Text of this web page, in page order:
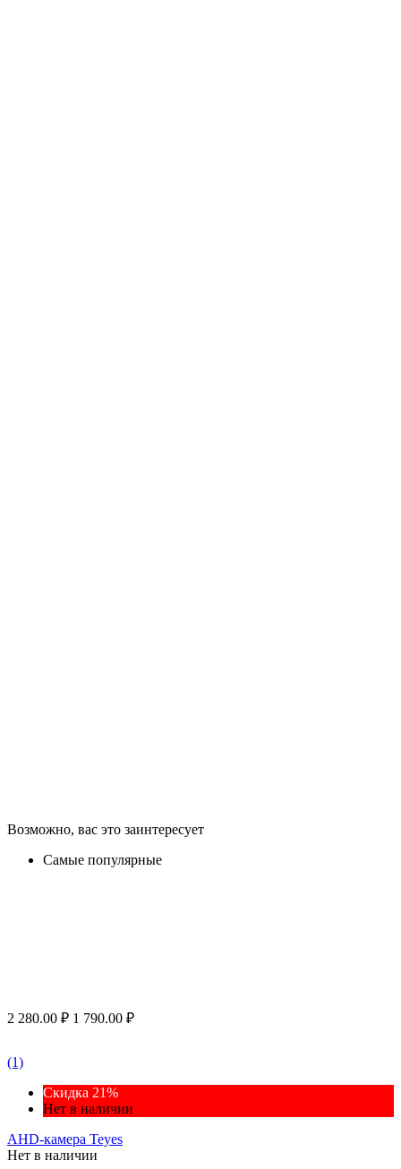
Возможно, вас это заинтересует
Самые популярные
2 280.00 ₽ 1 790.00 ₽
(1)
Скидка 21%
Нет в наличии
AHD-камера Teyes
Нет в наличии